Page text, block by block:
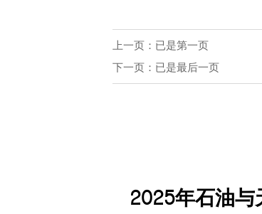
上一页：已是第一页
下一页：已是最后一页
2025年石油